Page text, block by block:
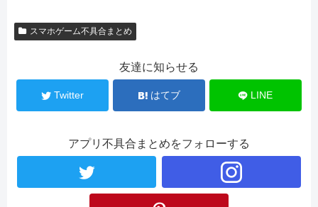
スマホゲーム不具合まとめ
友達に知らせる
Twitter はてブ LINE
アプリ不具合まとめをフォローする